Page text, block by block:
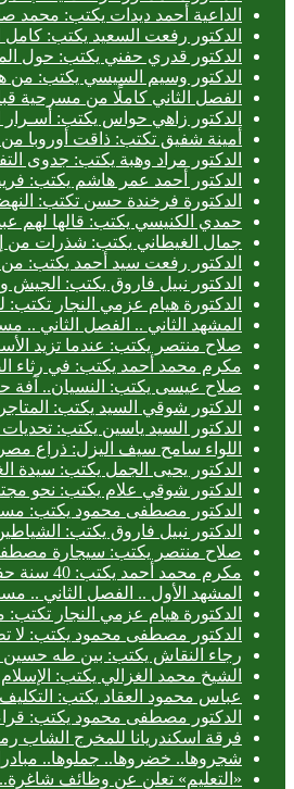
الداعية أحمد ديدات يكتب:
الدكتور رفعت السعيد يكتب: كامل
الدكتور قدري حفني يكتب: حول
الدكتور وسيم السيسي يكتب: من
الفصل الثاني كاملًا من مسرحية
الدكتور زاهي حواس يكتب: أسـرار
أمينة شفيق تكتب: ذاقت أوروبا من
الدكتور مراد وهبة يكتب: جدوى
الدكتور أحمد عمر هاشم يكتب:
الدكتورة فرخندة حسن تكتب:
حمدي الكنيسي يكتب: قالها لهم
جمال الغيطاني يكتب: شذرات من
الدكتور رفعت سيد أحمد يكتب:
الدكتور نبيل فاروق يكتب: الجيش
الدكتورة هيام عزمي النجار تكتب:
المشهد الثاني .. الفصل الثاني
صلاح منتصر يكتب: عندما تزيد
مكرم محمد أحمد يكتب: في رثاء
صلاح عيسى يكتب: النسيان.. آفة
الدكتور شوقي السيد يكتب:
الدكتور السيد ياسين يكتب: تحديات
اللواء سامح سيف اليزل: ذراع
الدكتور يحيى الجمل يكتب: سيدة
الدكتور شوقي علام يكتب: نحو
الدكتور مصطفى محمود يكتب:
الدكتور نبيل فاروق يكتب:
صلاح منتصر يكتب: سيجارة
مكرم محمد أحمد يكتب: 40 سنة حفائر
المشهد الأول .. الفصل الثاني ..
الدكتورة هيام عزمي النجار
الدكتور مصطفى محمود يكتب: لا
رجاء النقاش يكتب: بين طه حسين
الشيخ محمد الغزالي يكتب:
عباس محمود العقاد يكتب: التكليف
الدكتور مصطفى محمود يكتب:
فرقة اسكندريانا للمخرج
شجروها.. خضروها.. جملوها..
«التعليم» تعلن عن وظائف